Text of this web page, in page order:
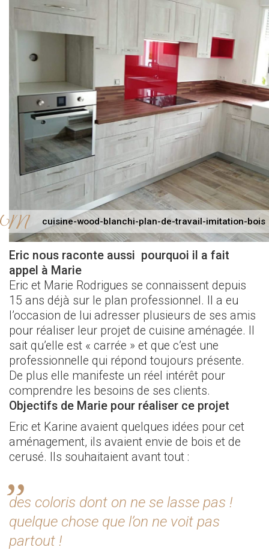
cuisine-wood-blanchi-plan-de-travail-imitation-bois
Eric nous raconte aussi pourquoi il a fait
appel à Marie
Eric et Marie Rodrigues se connaissent depuis
15 ans déjà sur le plan professionnel. Il a eu
l’occasion de lui adresser plusieurs de ses amis
pour réaliser leur projet de cuisine aménagée. Il
sait qu’elle est « carrée » et que c’est une
professionnelle qui répond toujours présente.
De plus elle manifeste un réel intérêt pour
comprendre les besoins de ses clients.
Objectifs de Marie pour réaliser ce projet
Eric et Karine avaient quelques idées pour cet
aménagement, ils avaient envie de bois et de
cerusé. Ils souhaitaient avant tout :
des coloris dont on ne se lasse pas !
quelque chose que l’on ne voit pas
partout !